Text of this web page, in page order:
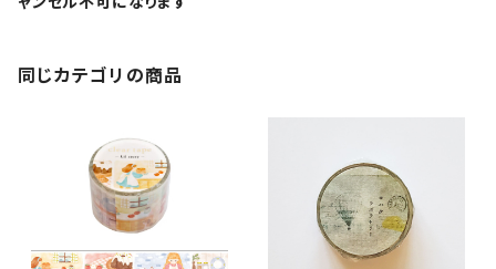
同じカテゴリの商品